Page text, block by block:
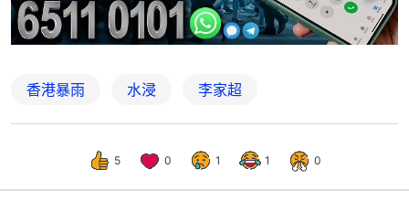
香港暴雨 水浸 李家超
5 0 1 1 0